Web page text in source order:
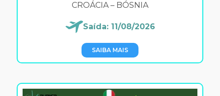
CROÁCIA – BÓSNIA
Saída: 11/08/2026
SAIBA MAIS